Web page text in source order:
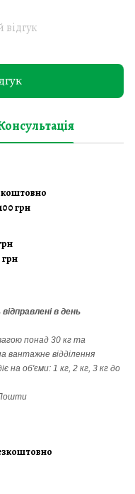
грн
грн
в день
понад 30 кг та
вантажне відділення
на об'єми: 1 кг, 2 кг, 3 кг до